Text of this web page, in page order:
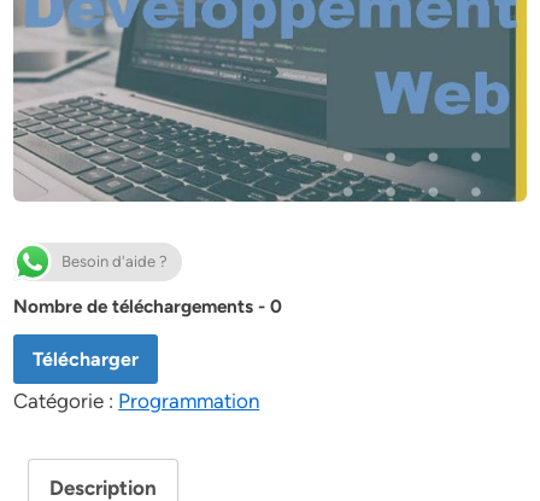
Besoin d'aide ?
Nombre de téléchargements - 0
Télécharger
Catégorie : Programmation
Description